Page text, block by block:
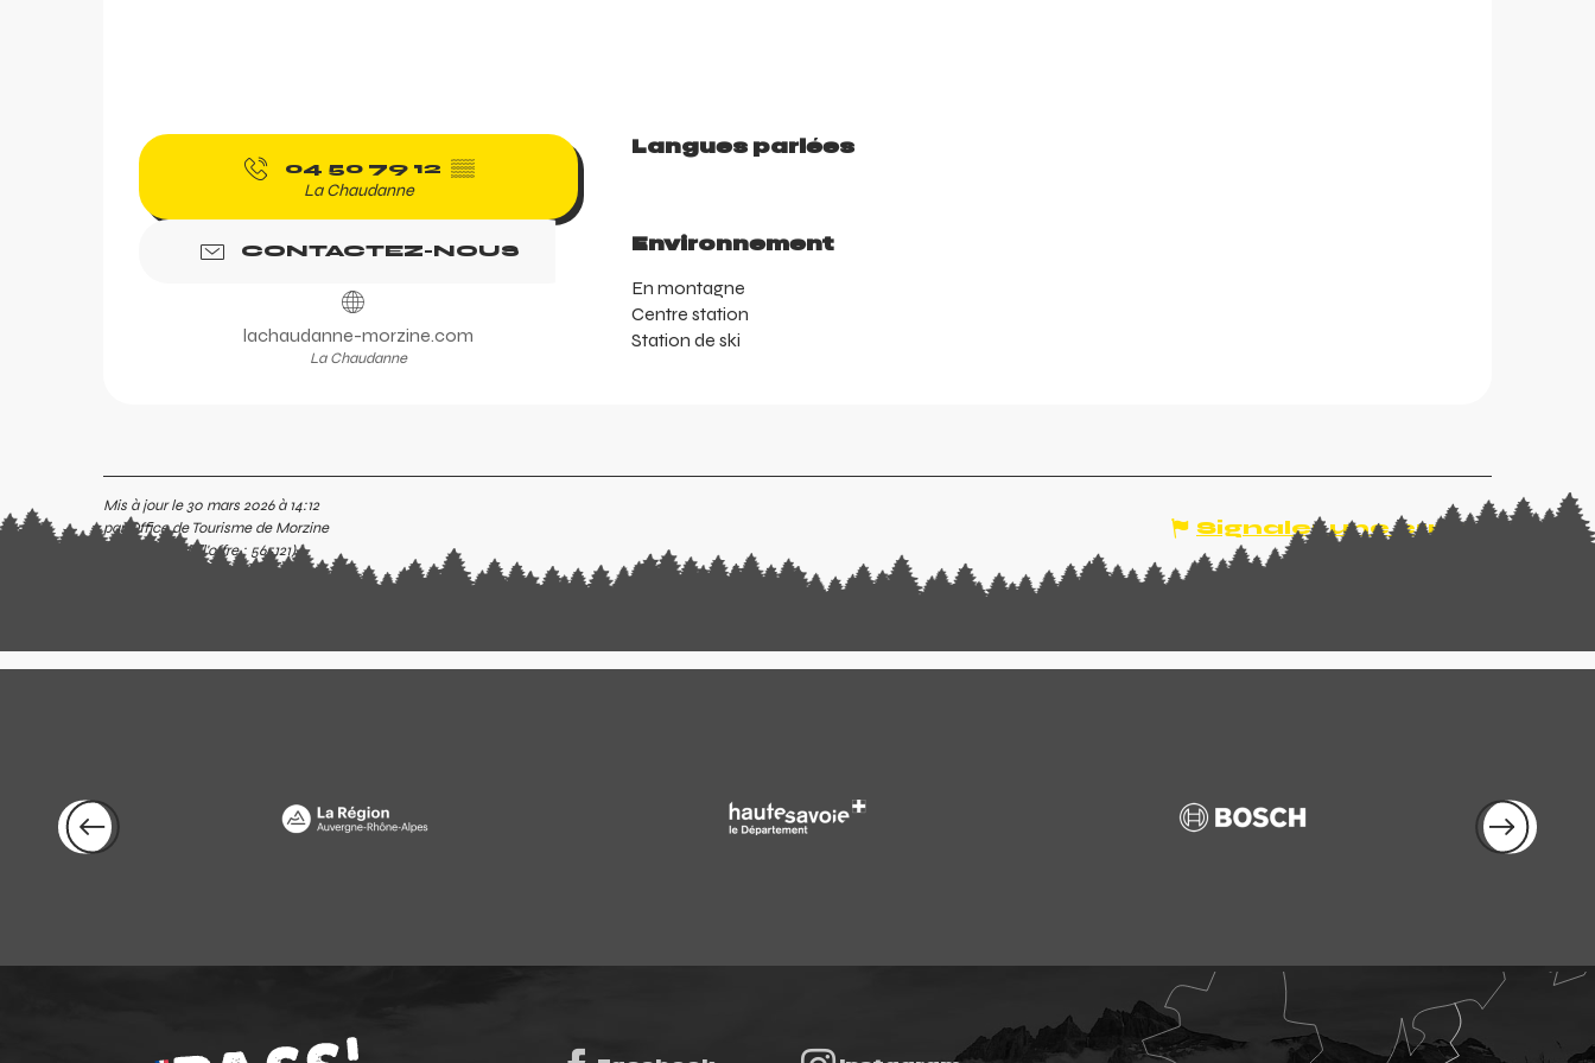
04 50 79 12 ▒▒
La Chaudanne
CONTACTEZ-NOUS
lachaudanne-morzine.com
La Chaudanne
Langues parlées
Langues parlées
Environnement
Environnement
En montagne
Centre station
Station de ski
Mis à jour le 30 mars 2026 à 14:12
par Office de Tourisme de Morzine
(Identifiant de l'offre : 565121)
Signaler une erreur